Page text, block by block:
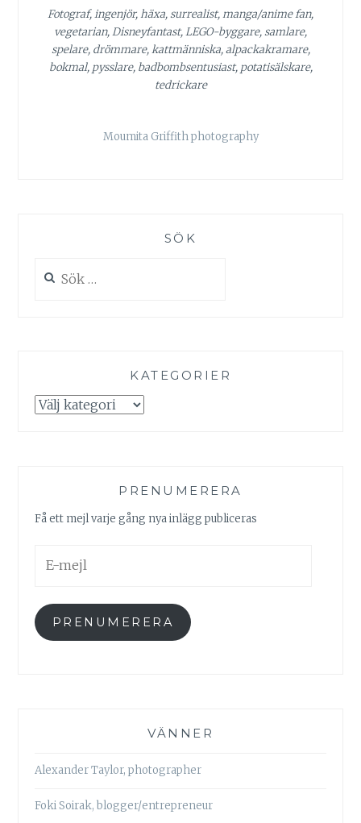
Fotograf, ingenjör, häxa, surrealist, manga/anime fan,
vegetarian, Disneyfantast, LEGO-byggare, samlare,
spelare, drömmare, kattmänniska, alpackakramare,
bokmal, pysslare, badbombsentusiast, potatisälskare,
tedrickare
Moumita Griffith photography
SÖK
efter:
KATEGORIER
Kategorier
PRENUMERERA
Få ett mejl varje gång nya inlägg publiceras
mejl
PRENUMERERA
VÄNNER
Alexander Taylor, photographer
Foki Soirak, blogger/entrepreneur